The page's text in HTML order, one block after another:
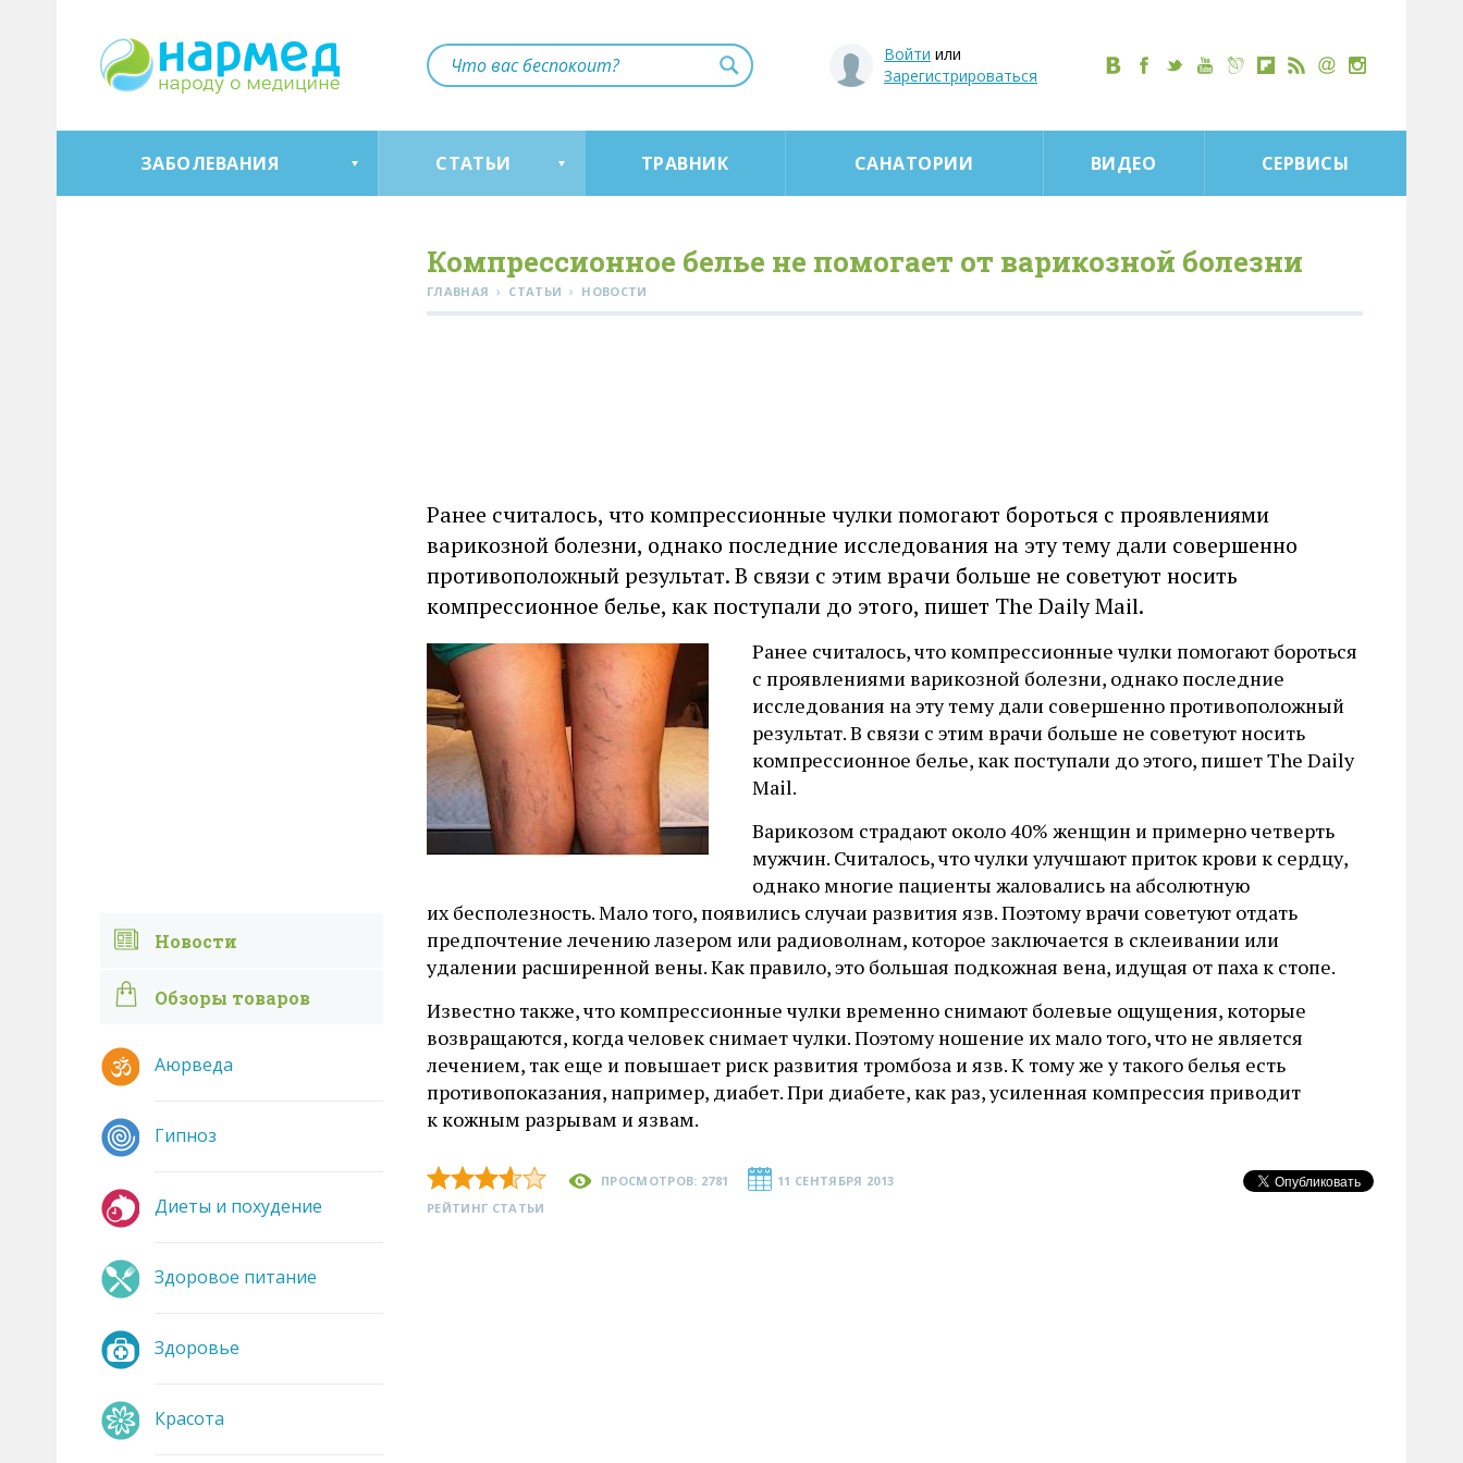
Войти или
Зарегистрироваться
ЗАБОЛЕВАНИЯ СТАТЬИ ТРАВНИК САНАТОРИИ ВИДЕО СЕРВИСЫ
Компрессионное белье не помогает от варикозной болезни
ГЛАВНАЯ › СТАТЬИ › НОВОСТИ
Ранее считалось, что компрессионные чулки помогают бороться с проявлениями
варикозной болезни, однако последние исследования на эту тему дали совершенно
противоположный результат. В связи с этим врачи больше не советуют носить
компрессионное белье, как поступали до этого, пишет The Daily Mail.
Ранее считалось, что компрессионные чулки помогают бороться
с проявлениями варикозной болезни, однако последние
исследования на эту тему дали совершенно противоположный
результат. В связи с этим врачи больше не советуют носить
компрессионное белье, как поступали до этого, пишет The Daily
Mail.
Варикозом страдают около 40% женщин и примерно четверть
мужчин. Считалось, что чулки улучшают приток крови к сердцу,
однако многие пациенты жаловались на абсолютную
их бесполезность. Мало того, появились случаи развития язв. Поэтому врачи советуют отдать
предпочтение лечению лазером или радиоволнам, которое заключается в склеивании или
удалении расширенной вены. Как правило, это большая подкожная вена, идущая от паха к стопе.
Известно также, что компрессионные чулки временно снимают болевые ощущения, которые
возвращаются, когда человек снимает чулки. Поэтому ношение их мало того, что не является
лечением, так еще и повышает риск развития тромбоза и язв. К тому же у такого белья есть
противопоказания, например, диабет. При диабете, как раз, усиленная компрессия приводит
к кожным разрывам и язвам.
РЕЙТИНГ СТАТЬИ
ПРОСМОТРОВ: 2781 11 СЕНТЯБРЯ 2013
Новости
Обзоры товаров
Аюрведа
Гипноз
Диеты и похудение
Здоровое питание
Здоровье
Красота